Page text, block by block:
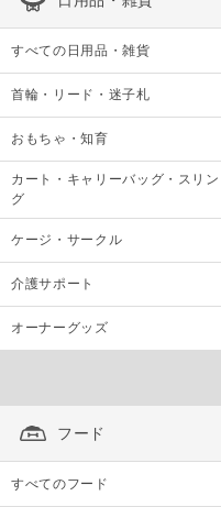
すべての日用品・雑貨
首輪・リード・迷子札
おもちゃ・知育
カート・キャリーバッグ・スリン
グ
ケージ・サークル
介護サポート
オーナーグッズ
フード
すべてのフード